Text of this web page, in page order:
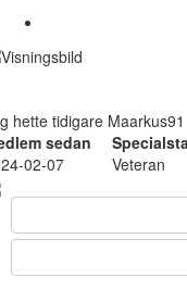
hette tidigare Maarkus91
sedan
02-07
Veteran